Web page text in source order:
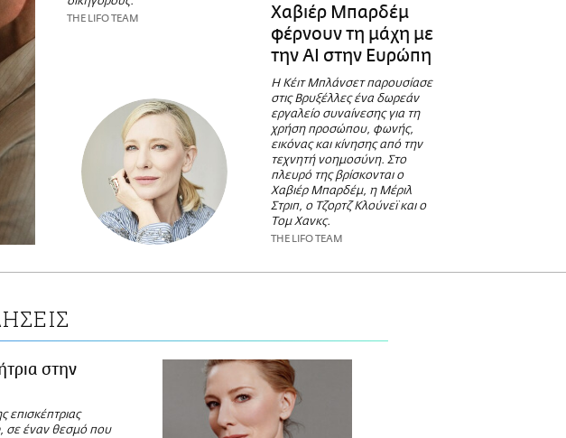
THE LIFO TEAM
Χαβιέρ Μπαρδέμ
φέρνουν τη μάχη με
την AI στην Ευρώπη
Η Κέιτ Μπλάνσετ παρουσίασε
στις Βρυξέλλες ένα δωρεάν
εργαλείο συναίνεσης για τη
χρήση προσώπου, φωνής,
εικόνας και κίνησης από την
τεχνητή νοημοσύνη. Στο
πλευρό της βρίσκονται ο
Χαβιέρ Μπαρδέμ, η Μέριλ
Στριπ, ο Τζορτζ Κλούνεϊ και ο
Τομ Χανκς.
THE LIFO TEAM
στην
σε έναν θεσμό που